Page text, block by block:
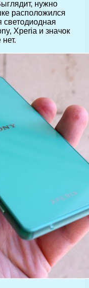
нужно
расположился
Xperia и значок